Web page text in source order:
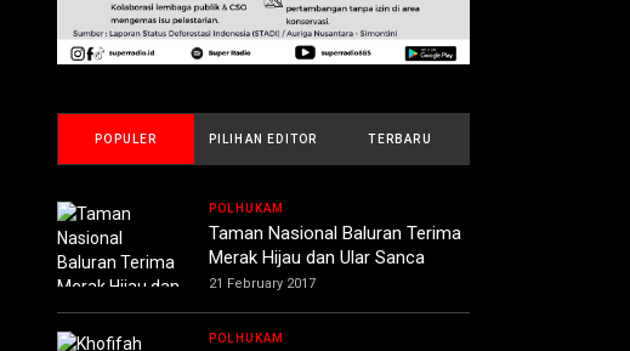
POPULER PILIHAN EDITOR TERBARU
POLHUKAM
Taman Nasional Baluran Terima
Merak Hijau dan Ular Sanca
21 February 2017
POLHUKAM